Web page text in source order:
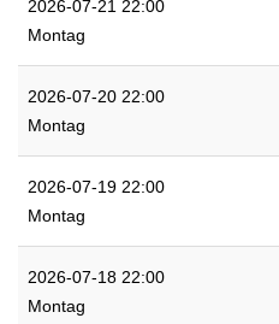
2026-07-21 22:00
Montag
2026-07-20 22:00
Montag
2026-07-19 22:00
Montag
2026-07-18 22:00
Montag